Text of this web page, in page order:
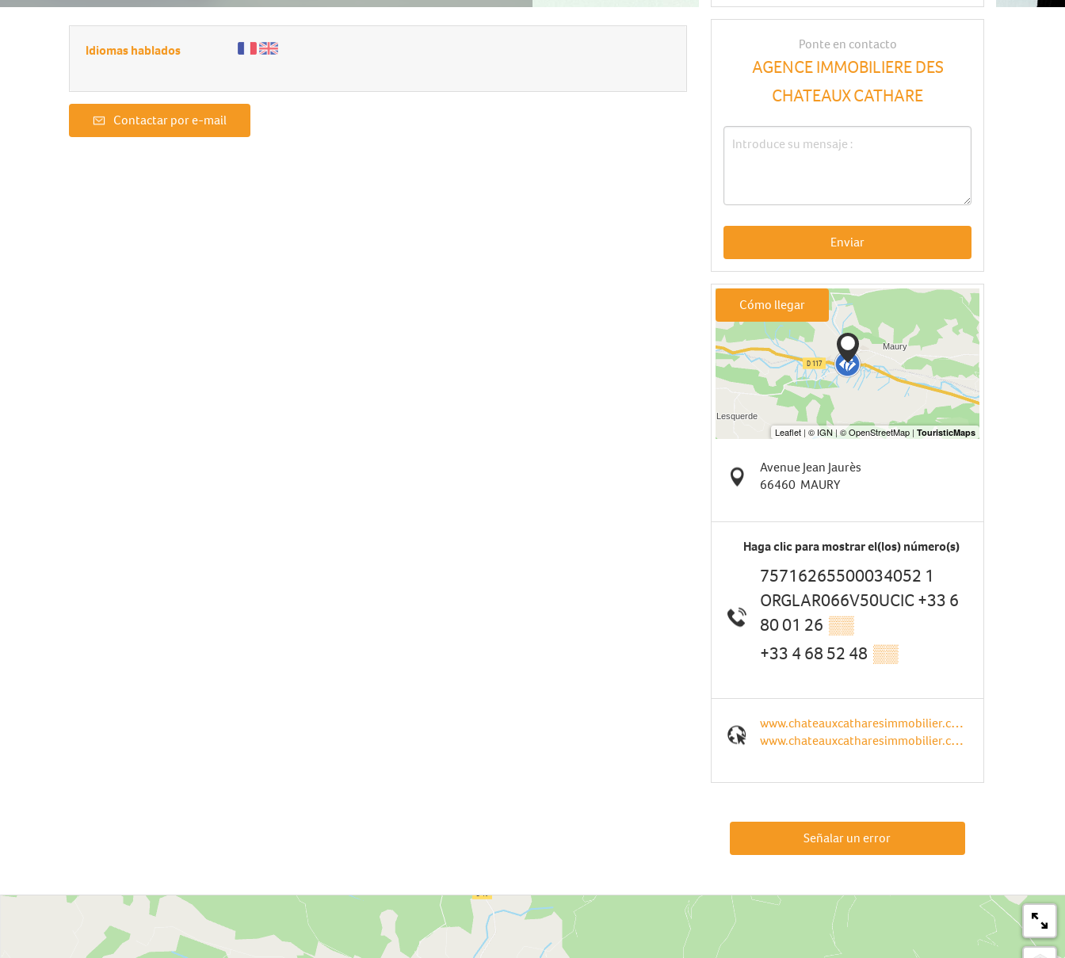
Idiomas hablados
Contactar por e-mail
Ponte en contacto
AGENCE IMMOBILIERE DES
CHATEAUX CATHARE
Enviar
Cómo llegar
Avenue Jean Jaurès
66460 MAURY
Haga clic para mostrar el(los) número(s)
75716265500034052 1
ORGLAR066V50UCIC +33 6
80 01 26 ▒▒
+33 4 68 52 48 ▒▒
www.chateauxcatharesimmobilier.com
www.chateauxcatharesimmobilier.com
Señalar un error